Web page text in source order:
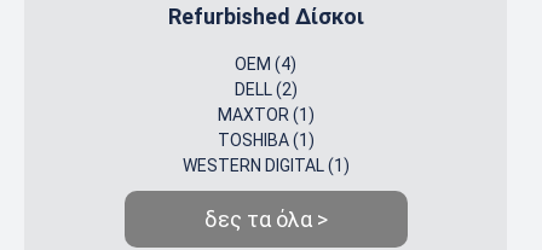
Refurbished Δίσκοι
OEM (4)
DELL (2)
MAXTOR (1)
TOSHIBA (1)
WESTERN DIGITAL (1)
δες τα όλα >